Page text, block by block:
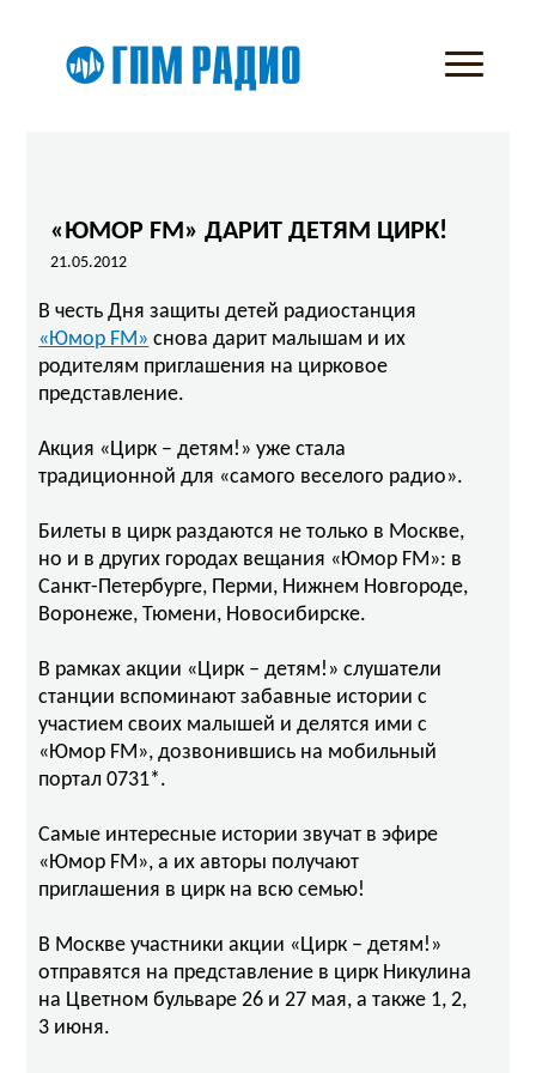
«ЮМОР FM» ДАРИТ ДЕТЯМ ЦИРК!
21.05.2012
В честь Дня защиты детей радиостанция
«Юмор FM» снова дарит малышам и их
родителям приглашения на цирковое
представление.
Акция «Цирк – детям!» уже стала
традиционной для «самого веселого радио».
Билеты в цирк раздаются не только в Москве,
но и в других городах вещания «Юмор FM»: в
Санкт-Петербурге, Перми, Нижнем Новгороде,
Воронеже, Тюмени, Новосибирске.
В рамках акции «Цирк – детям!» слушатели
станции вспоминают забавные истории с
участием своих малышей и делятся ими с
«Юмор FM», дозвонившись на мобильный
портал 0731*.
Самые интересные истории звучат в эфире
«Юмор FM», а их авторы получают
приглашения в цирк на всю семью!
В Москве участники акции «Цирк – детям!»
отправятся на представление в цирк Никулина
на Цветном бульваре 26 и 27 мая, а также 1, 2,
3 июня.